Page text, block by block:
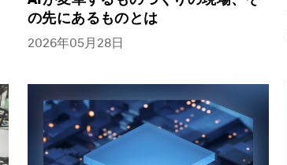
の先にあるものとは
2026年05月28日